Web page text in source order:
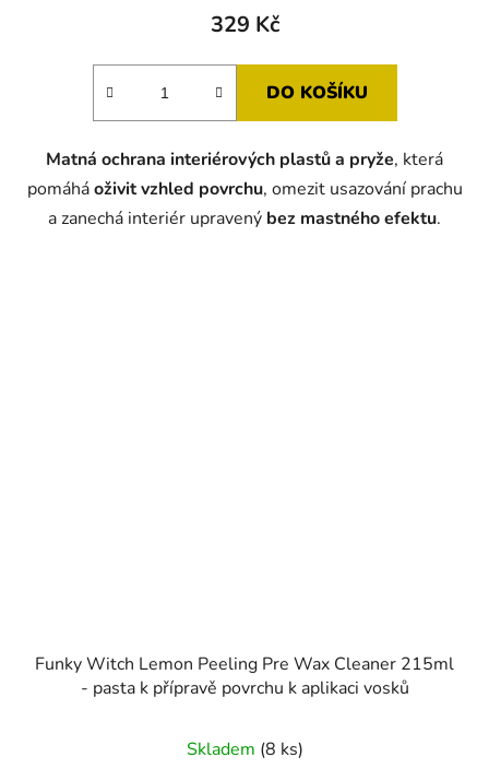
329 Kč
DO KOŠÍKU
Matná ochrana interiérových plastů a pryže, která
pomáháoživit vzhled povrchu, omezit usazování prachu
a zanechá interiér upravený bez mastného efektu.
Funky Witch Lemon Peeling Pre Wax Cleaner 215ml
- pasta k přípravě povrchu k aplikaci vosků
Skladem (8 ks)